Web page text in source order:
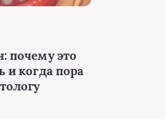
почему это
и когда пора